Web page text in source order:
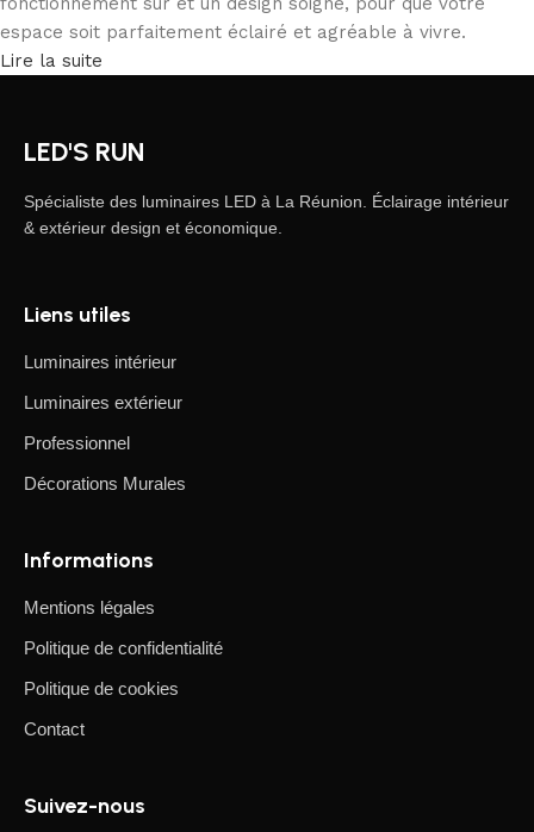
espace soit parfaitement éclairé et agréable à vivre.
Lire la suite
LED'S RUN
Spécialiste des luminaires LED à La Réunion. Éclairage intérieur
& extérieur design et économique.
Liens utiles
Luminaires intérieur
Luminaires extérieur
Professionnel
Décorations Murales
Informations
Mentions légales
Politique de confidentialité
Politique de cookies
Contact
Suivez-nous